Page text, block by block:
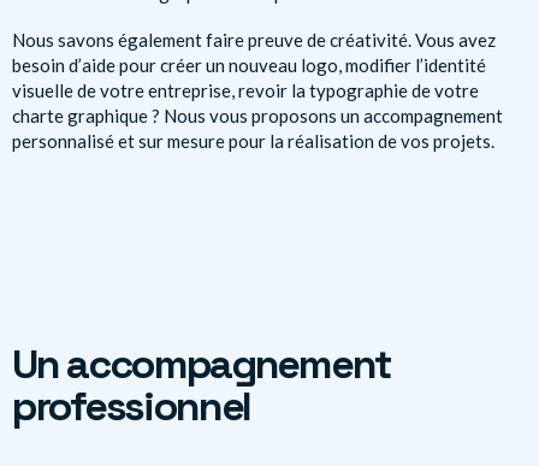
Nous savons également faire preuve de créativité. Vous avez
besoin d’aide pour créer un nouveau logo, modifier l’identité
visuelle de votre entreprise, revoir la typographie de votre
charte graphique ? Nous vous proposons un accompagnement
personnalisé et sur mesure pour la réalisation de vos projets.
Un accompagnement
professionnel